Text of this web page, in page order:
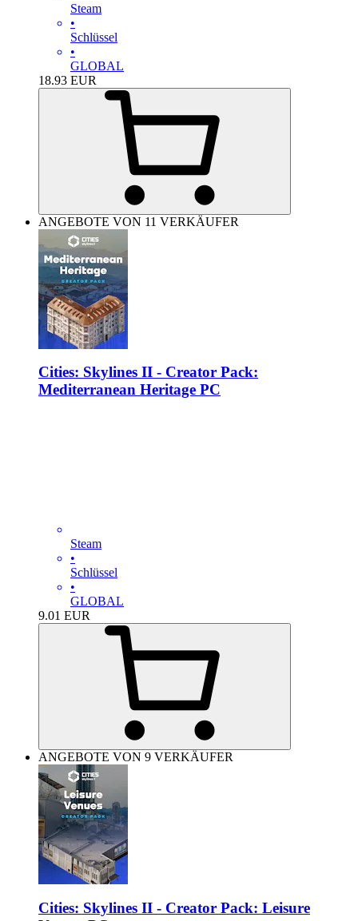
Steam
•
Schlüssel
•
GLOBAL
18.93 EUR
ANGEBOTE VON 11 VERKÄUFER
Cities: Skylines II - Creator Pack:
Mediterranean Heritage PC
Steam
•
Schlüssel
•
GLOBAL
9.01 EUR
ANGEBOTE VON 9 VERKÄUFER
Cities: Skylines II - Creator Pack: Leisure